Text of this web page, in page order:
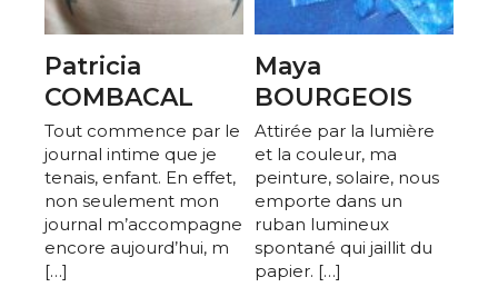
Patricia
COMBACAL
Tout commence par le
journal intime que je
tenais, enfant. En effet,
non seulement mon
journal m’accompagne
encore aujourd’hui, m
[…]
Maya
BOURGEOIS
Attirée par la lumière
et la couleur, ma
peinture, solaire, nous
emporte dans un
ruban lumineux
spontané qui jaillit du
papier. […]